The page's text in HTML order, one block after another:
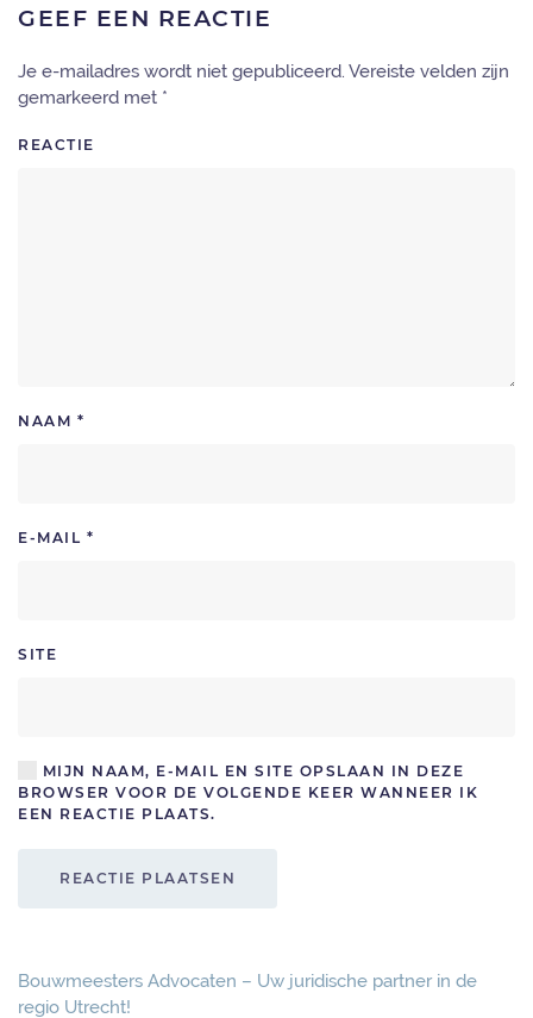
GEEF EEN REACTIE
Je e-mailadres wordt niet gepubliceerd. Vereiste velden zijn
gemarkeerd met *
REACTIE
NAAM *
E-MAIL *
SITE
MIJN NAAM, E-MAIL EN SITE OPSLAAN IN DEZE
BROWSER VOOR DE VOLGENDE KEER WANNEER IK
EEN REACTIE PLAATS.
REACTIE PLAATSEN
Bouwmeesters Advocaten – Uw juridische partner in de
regio Utrecht!